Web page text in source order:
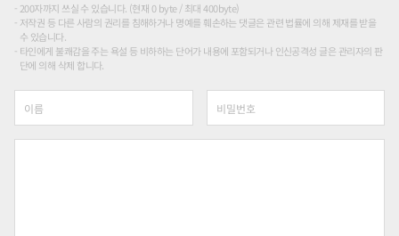
200자까지 쓰실 수 있습니다. (현재 0 byte / 최대 400byte)
저작권 등 다른 사람의 권리를 침해하거나 명예를 훼손하는 댓글은 관련 법률에 의해 제재를 받을
수 있습니다.
타인에게 불쾌감을 주는 욕설 등 비하하는 단어가 내용에 포함되거나 인신공격성 글은 관리자의 판
단에 의해 삭제 합니다.